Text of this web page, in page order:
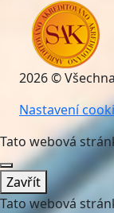
2026 ©
Nastavení
Tato webová
Zavřít
Tato webová